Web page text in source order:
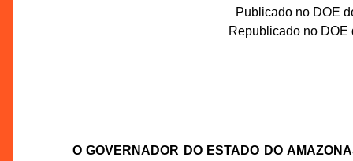
Publicado no DOE
Republicado no DOE
O GOVERNADOR DO ESTADO DO